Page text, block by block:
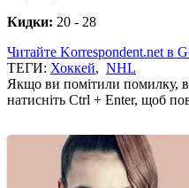
Кидки: 20 - 28
Читайте Korrespondent.net в
ТЕГИ: Хоккей, NHL
Якщо ви помітили помилку,
натисніть Ctrl + Enter, щоб